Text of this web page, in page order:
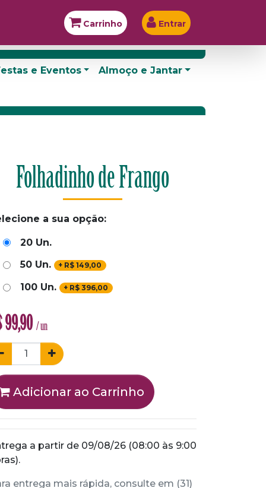
Carrinho Entrar
e Eventos Almoço e Jantar
Folhadinho de Frango
a sua opção:
20 Un.
50 Un.
+ R$149,00
100 Un. + R$396,00
99,90 / un
Adicionar ao Carrinho
a partir de 09/08/26 (08:00 às 9:00
entrega mais rápida, consulte em (31)